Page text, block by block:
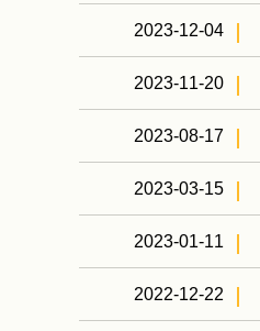
2023-12-04
2023-11-20
2023-08-17
2023-03-15
2023-01-11
2022-12-22